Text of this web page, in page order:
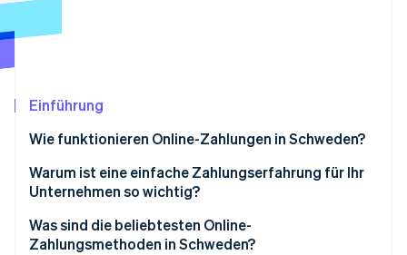
Betrugsprävention
Atlas
Online-Identitätsprüfung
Stripe-Sessions 2026
Einführung
Wie funktionieren Online-Zahlungen in Schweden?
Digital-natives Kundenverhalten
Breite Verwendung von BankID
PSD2-Anforderungen
Warum ist eine einfache Zahlungserfahrung für Ihr
Unternehmen so wichtig?
Was sind die beliebtesten Online-
Zahlungsmethoden in Schweden?